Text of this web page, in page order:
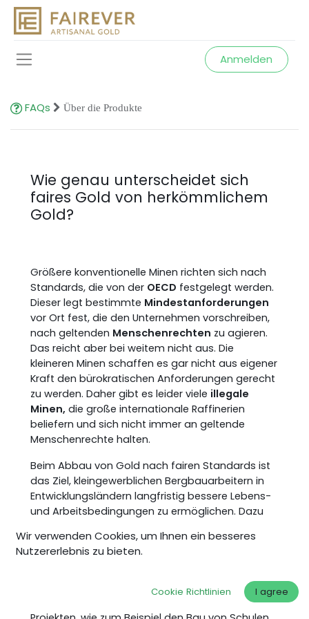
Anmelden
FAQs Über die Produkte
Wie genau unterscheidet sich
faires Gold von herkömmlichem
Gold?
Größere konventionelle Minen richten sich nach
Standards, die von der OECD festgelegt werden.
Dieser legt bestimmte Mindestanforderungen
vor Ort fest, die den Unternehmen vorschreiben,
nach geltenden Menschenrechten zu agieren.
Das reicht aber bei weitem nicht aus. Die
kleineren Minen schaffen es gar nicht aus eigener
Kraft den bürokratischen Anforderungen gerecht
zu werden. Daher gibt es leider viele illegale
Minen, die große internationale Raffinerien
beliefern und sich nicht immer an geltende
Menschenrechte halten.
Beim Abbau von Gold nach fairen Standards ist
das Ziel, kleingewerblichen Bergbauarbeitern in
Entwicklungsländern langfristig bessere Lebens-
und Arbeitsbedingungen zu ermöglichen. Dazu
geben, Ihren Lebensunterhalt eigenständig zu
verdienen. Die Zahlung von fairen Löhnen wird
möglich gemacht. Zusätzlich erhalten die Minen
Prämien, die sie für die Umsetzung von sozialen
Wir verwenden Cookies, um Ihnen ein besseres
Nutzererlebnis zu bieten.
Cookie Richtlinien I agree